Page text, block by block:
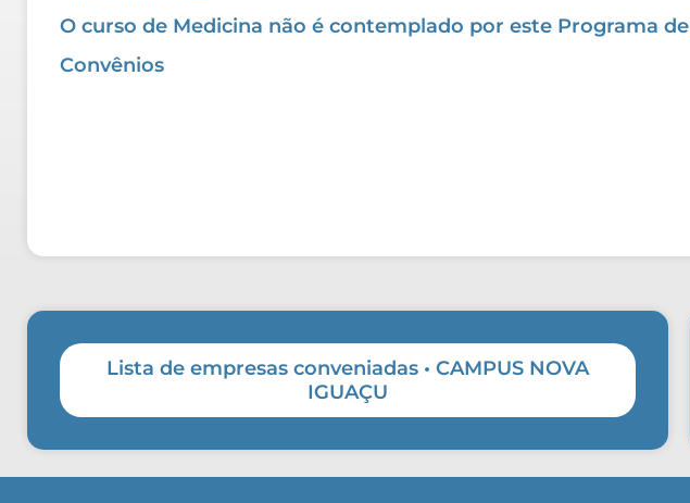
O curso de Medicina não é contemplado por este Programa de
Convênios
Lista de empresas conveniadas • CAMPUS NOVA
IGUAÇU